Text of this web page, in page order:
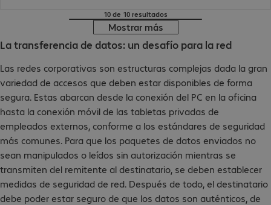
10 de 10 resultados
Mostrar más
La transferencia de datos: un desafío para la red
Las redes corporativas son estructuras complejas dada la gran
variedad de accesos que deben estar disponibles de forma
segura. Estas abarcan desde la conexión del PC en la oficina
hasta la conexión móvil de las tabletas privadas de
empleados externos, conforme a los estándares de seguridad
más comunes. Para que los paquetes de datos enviados no
sean manipulados o leídos sin autorización mientras se
transmiten del remitente al destinatario, se deben establecer
medidas de seguridad de red. Después de todo, el destinatario
debe poder estar seguro de que los datos son auténticos, de